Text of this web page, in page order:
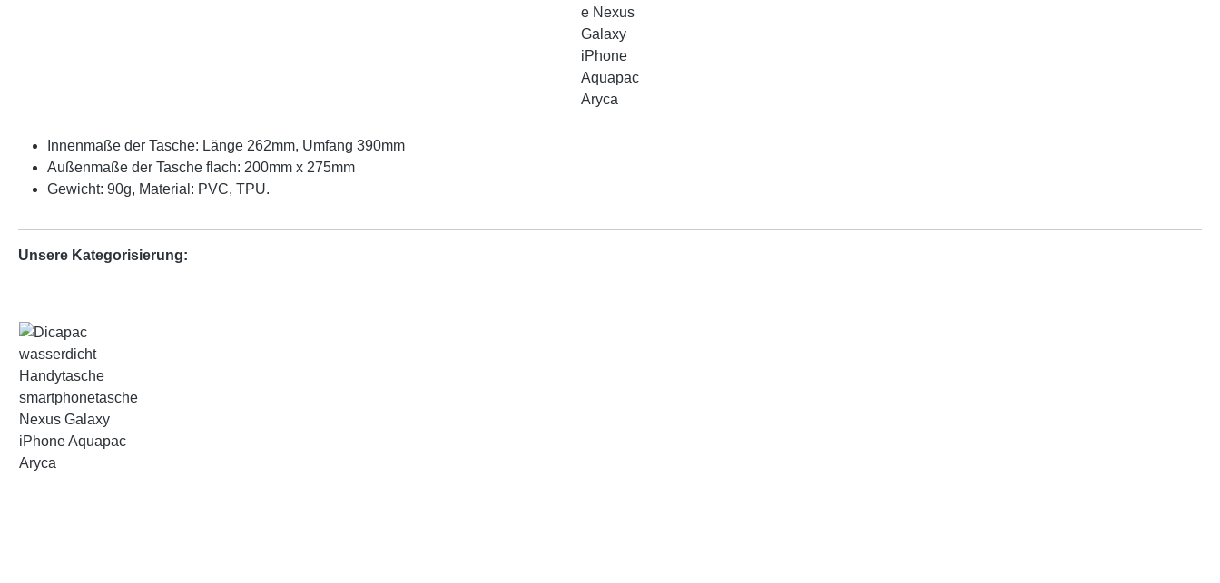
Innenmaße der Tasche: Länge 262mm, Umfang 390mm
Außenmaße der Tasche flach: 200mm x 275mm
Gewicht: 90g, Material: PVC, TPU.
Unsere Kategorisierung: